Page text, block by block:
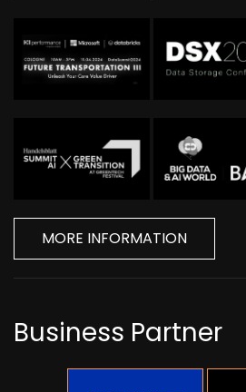
MORE INFORMATION
Business Partner